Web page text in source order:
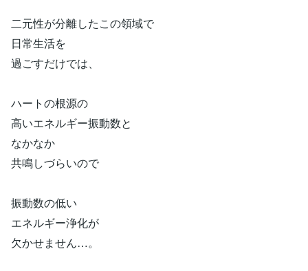
二元性が分離したこの領域で
日常生活を
過ごすだけでは、
ハートの根源の
高いエネルギー振動数と
なかなか
共鳴しづらいので
振動数の低い
エネルギー浄化が
欠かせません…。